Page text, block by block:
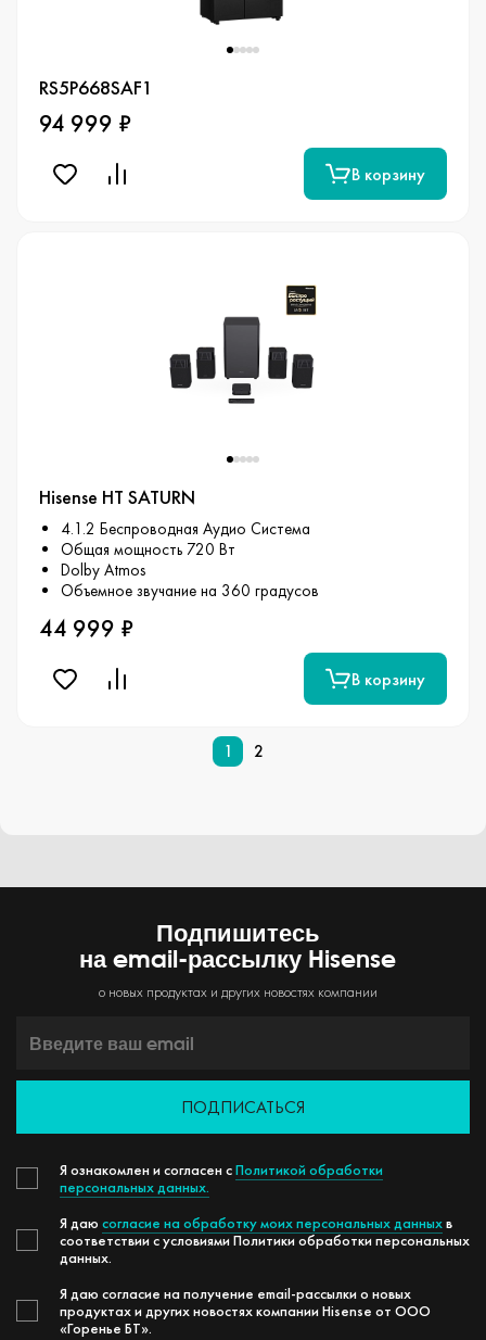
RS5P668SAF1
94 999 ₽
В корзину
Hisense HT SATURN
4.1.2 Беспроводная Аудио Система
Общая мощность 720 Вт
Dolby Atmos
Объемное звучание на 360 градусов
44 999 ₽
В корзину
1 2
Подпишитесь
на email-рассылку Hisense
о новых продуктах и других новостях компании
ПОДПИСАТЬСЯ
Я ознакомлен и согласен сПолитикой обработки
персональных данных.
Я даю согласие на обработку моих персональных данныхв
соответствии с условиями Политики обработки персональных
данных.
Я даю согласие на получение email-рассылки о новых
продуктах и других новостях компании Hisense от ООО
«Горенье БТ».